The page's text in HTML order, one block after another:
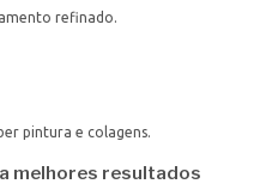
refinado.
pintura e colagens.
melhores resultados